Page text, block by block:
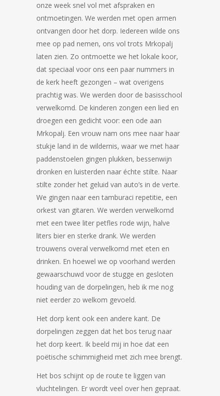
onze week snel vol met afspraken en
ontmoetingen. We werden met open armen
ontvangen door het dorp. Iedereen wilde ons
mee op pad nemen, ons vol trots Mrkopalj
laten zien. Zo ontmoette we het lokale koor,
dat speciaal voor ons een paar nummers in
de kerk heeft gezongen – wat overigens
prachtig was. We werden door de basisschool
verwelkomd. De kinderen zongen een lied en
droegen een gedicht voor: een ode aan
Mrkopalj. Een vrouw nam ons mee naar haar
stukje land in de wildernis, waar we met haar
paddenstoelen gingen plukken, bessenwijn
dronken en luisterden naar échte stilte. Naar
stilte zonder het geluid van auto’s in de verte.
We gingen naar een tamburaci repetitie, een
orkest van gitaren. We werden verwelkomd
met een twee liter petfles rode wijn, halve
liters bier en sterke drank. We werden
trouwens overal verwelkomd met eten en
drinken. En hoewel we op voorhand werden
gewaarschuwd voor de stugge en gesloten
houding van de dorpelingen, heb ik me nog
niet eerder zo welkom gevoeld.
Het dorp kent ook een andere kant. De
dorpelingen zeggen dat het bos terug naar
het dorp keert. Ik beeld mij in hoe dat een
poëtische schimmigheid met zich mee brengt.
Het bos schijnt op de route te liggen van
vluchtelingen. Er wordt veel over hen gepraat.